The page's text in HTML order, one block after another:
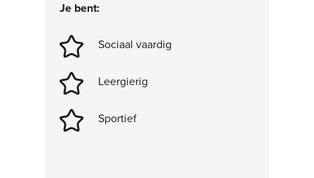
Je bent:
Sociaal vaardig
Leergierig
Sportief